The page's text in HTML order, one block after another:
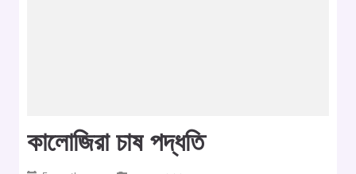
কালোজিরা চাষ পদ্ধতি